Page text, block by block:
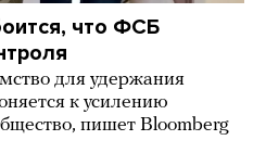
что ФСБ
для удержания
к усилению
пишет Bloomberg